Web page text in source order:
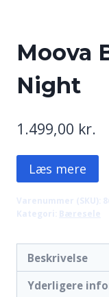
Moova
Night
1.499,00 kr.
Læs mere
Varenummer (SKU):
Kategori: Bæresele
Beskrivelse
Yderligere